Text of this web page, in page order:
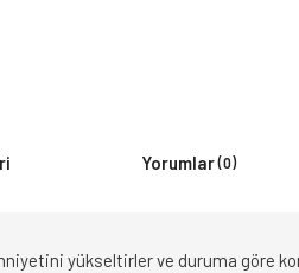
Yorumlar(0)
yükseltirler ve duruma göre